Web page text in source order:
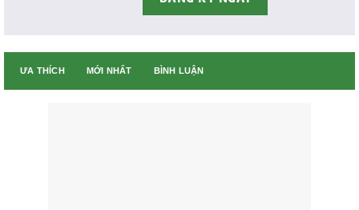
ƯA THÍCH MỚI NHẤT BÌNH LUẬN